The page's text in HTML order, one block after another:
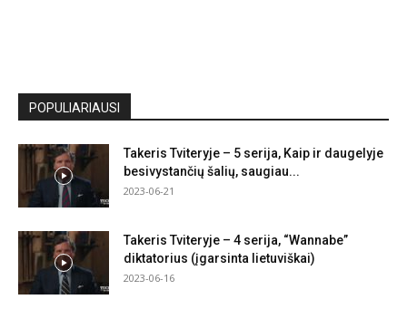
POPULIARIAUSI
Takeris Tviteryje – 5 serija, Kaip ir daugelyje
besivystančių šalių, saugiau...
2023-06-21
Takeris Tviteryje – 4 serija, “Wannabe”
diktatorius (įgarsinta lietuviškai)
2023-06-16